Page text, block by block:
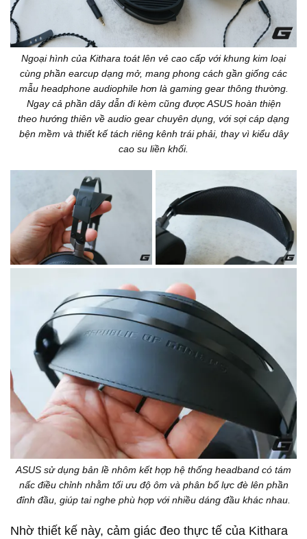
Ngoại hình của Kithara toát lên vẻ cao cấp với khung kim loại
cùng phần earcup dạng mở, mang phong cách gần giống các
mẫu headphone audiophile hơn là gaming gear thông thường.
Ngay cả phần dây dẫn đi kèm cũng được ASUS hoàn thiện
theo hướng thiên về audio gear chuyên dụng, với sợi cáp dạng
bện mềm và thiết kế tách riêng kênh trái phải, thay vì kiểu dây
cao su liền khối.
ASUS sử dụng bản lề nhôm kết hợp hệ thống headband có tám
nấc điều chỉnh nhằm tối ưu độ ôm và phân bổ lực đè lên phần
đỉnh đầu, giúp tai nghe phù hợp với nhiều dáng đầu khác nhau.
Nhờ thiết kế này, cảm giác đeo thực tế của Kithara